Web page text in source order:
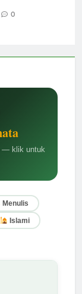
— klik untuk
Menulis
Islami
0